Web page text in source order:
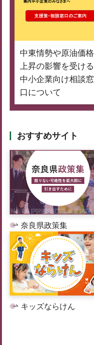
中東情勢や原油価格
上昇の影響を受ける
中小企業向け相談窓
口について
おすすめサイト
奈良県政策集
キッズならけん